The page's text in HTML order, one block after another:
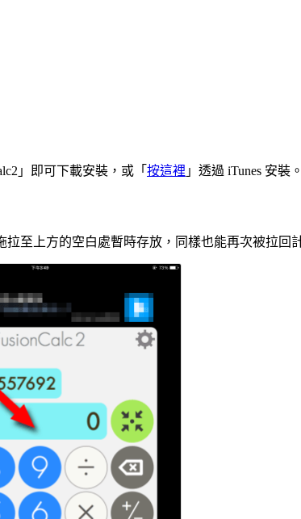
」即可下載安裝，或「 按這裡 」透過 iTunes 安裝。
至上方的空白處暫時存放，同樣也能再次被拉回